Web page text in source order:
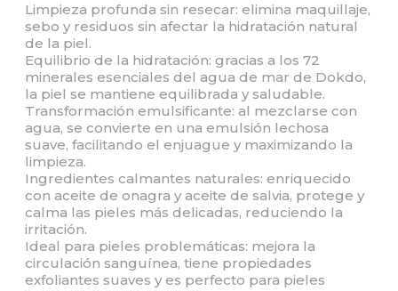
Limpieza profunda sin resecar: elimina maquillaje,
sebo y residuos sin afectar la hidratación natural
de la piel.
Equilibrio de la hidratación: gracias a los 72
minerales esenciales del agua de mar de Dokdo,
la piel se mantiene equilibrada y saludable.
Transformación emulsificante: al mezclarse con
agua, se convierte en una emulsión lechosa
suave, facilitando el enjuague y maximizando la
limpieza.
Ingredientes calmantes naturales: enriquecido
con aceite de onagra y aceite de salvia, protege y
calma las pieles más delicadas, reduciendo la
irritación.
Ideal para pieles problemáticas: mejora la
circulación sanguínea, tiene propiedades
exfoliantes suaves y es perfecto para pieles